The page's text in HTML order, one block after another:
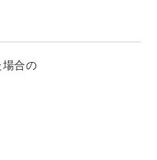
場合の